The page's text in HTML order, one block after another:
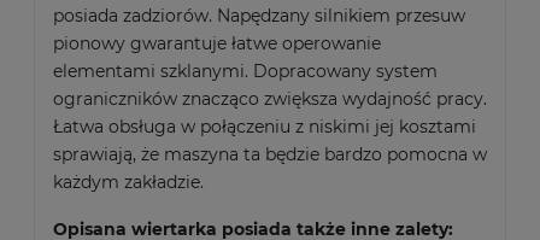
posiada zadziorów. Napędzany silnikiem przesuw
pionowy gwarantuje łatwe operowanie
elementami szklanymi. Dopracowany system
ograniczników znacząco zwiększa wydajność pracy.
Łatwa obsługa w połączeniu z niskimi jej kosztami
sprawiają, że maszyna ta będzie bardzo pomocna w
każdym zakładzie.
Opisana wiertarka posiada także inne zalety: